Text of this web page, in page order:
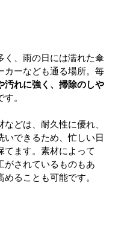
く、雨の日には濡れた傘
カーなども通る場所。毎
汚れに強く、掃除のしや
す。
どは、耐久性に優れ、
いできるため、忙しい日
てます。素材によって
がされているものもあ
ることも可能です。